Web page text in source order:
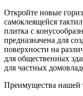
Откройте новые
самоклеящейся
плитка с
предназначена для
поверхности на
для общественных
для частных
Преимущества нашей